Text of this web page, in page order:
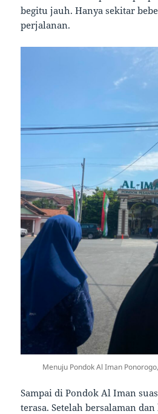
begitu jauh. Hanya sekitar
perjalanan.
Menuju Pondok Al Iman
Sampai di Pondok Al Iman
terasa. Setelah bersalaman